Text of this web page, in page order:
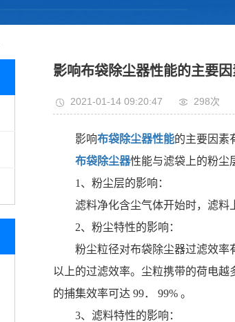
影响布袋除尘器性能的主要因
2021-01-14 09:20:47 298次
影响布袋除尘器性能的主要因素
布袋除尘器性能与滤袋上的粉尘
1、粉尘层的影响：
滤料净化含尘气体开始时，滤料
2、粉尘特性的影响：
粉尘粒径对布袋除尘器过滤效率
以上的过滤效率。尘粒携带的荷电
的捕集效率可达 99． 99% 。
3、滤料特性的影响：